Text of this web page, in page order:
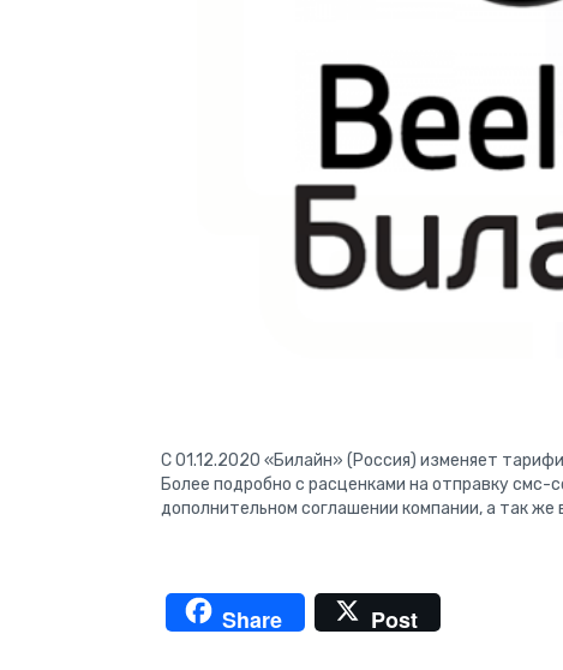
C 01.12.2020 «Билайн» (Россия) изменяет
Более подробно с расценками на отправку
дополнительном соглашении компании, а так же
Share Post